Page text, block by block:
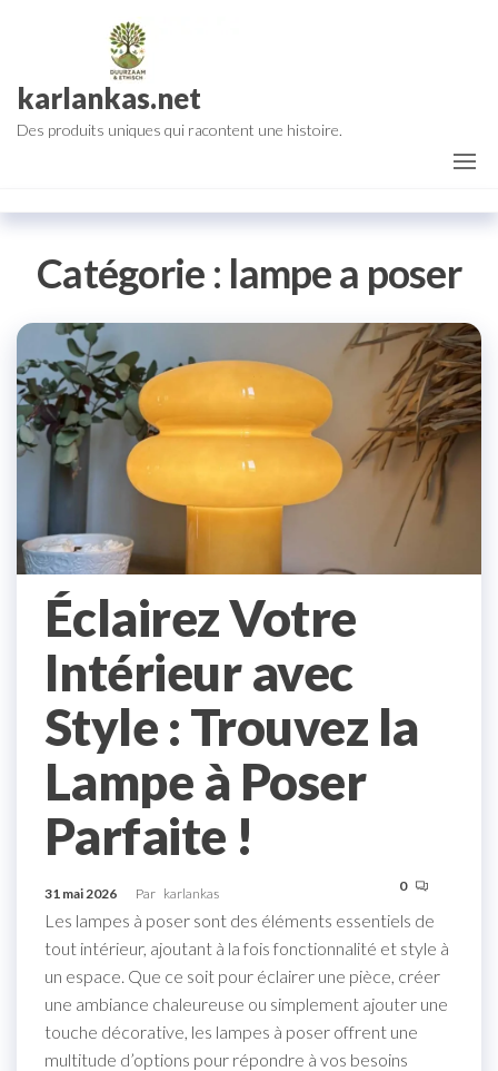
karlankas.net
Des produits uniques qui racontent une histoire.
Catégorie : lampe a poser
Éclairez Votre
Intérieur avec
Style : Trouvez la
Lampe à Poser
Parfaite !
31 mai 2026 Par karlankas 0
Les lampes à poser sont des éléments essentiels de
tout intérieur, ajoutant à la fois fonctionnalité et style à
un espace. Que ce soit pour éclairer une pièce, créer
une ambiance chaleureuse ou simplement ajouter une
touche décorative, les lampes à poser offrent une
multitude d’options pour répondre à vos besoins